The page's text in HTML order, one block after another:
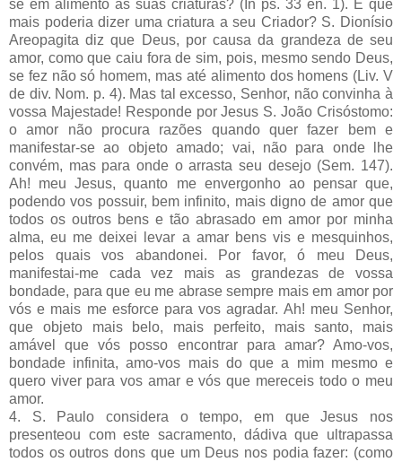
se em alimento às suas criaturas? (In ps. 33 en. 1). E que
mais poderia dizer uma criatura a seu Criador? S. Dionísio
Areopagita diz que Deus, por causa da grandeza de seu
amor, como que caiu fora de sim, pois, mesmo sendo Deus,
se fez não só homem, mas até alimento dos homens (Liv. V
de div. Nom. p. 4). Mas tal excesso, Senhor, não convinha à
vossa Majestade! Responde por Jesus S. João Crisóstomo:
o amor não procura razões quando quer fazer bem e
manifestar-se ao objeto amado; vai, não para onde lhe
convém, mas para onde o arrasta seu desejo (Sem. 147).
Ah! meu Jesus, quanto me envergonho ao pensar que,
podendo vos possuir, bem infinito, mais digno de amor que
todos os outros bens e tão abrasado em amor por minha
alma, eu me deixei levar a amar bens vis e mesquinhos,
pelos quais vos abandonei. Por favor, ó meu Deus,
manifestai-me cada vez mais as grandezas de vossa
bondade, para que eu me abrase sempre mais em amor por
vós e mais me esforce para vos agradar. Ah! meu Senhor,
que objeto mais belo, mais perfeito, mais santo, mais
amável que vós posso encontrar para amar? Amo-vos,
bondade infinita, amo-vos mais do que a mim mesmo e
quero viver para vos amar e vós que mereceis todo o meu
amor.
4. S. Paulo considera o tempo, em que Jesus nos
presenteou com este sacramento, dádiva que ultrapassa
todos os outros dons que um Deus nos podia fazer: (como